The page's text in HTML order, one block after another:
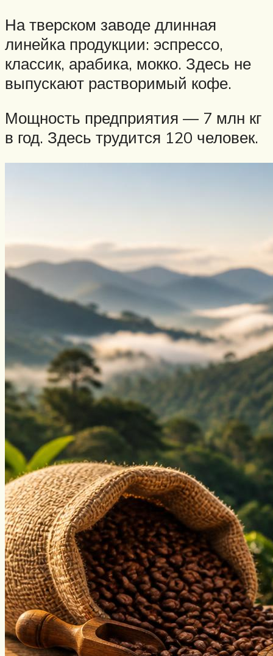
На тверском заводе длинная
линейка продукции: эспрессо,
классик, арабика, мокко. Здесь не
выпускают растворимый кофе.
Мощность предприятия — 7 млн кг
в год. Здесь трудится 120 человек.